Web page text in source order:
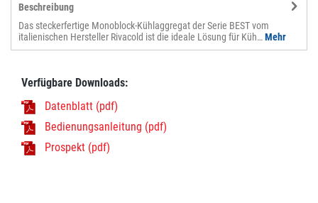
Verfügbare Downloads:
Datenblatt (pdf)
Bedienungsanleitung (pdf)
Prospekt (pdf)
Beschreibung
Das steckerfertige Monoblock-Kühlaggregat der Serie BEST vom
italienischen Hersteller Rivacold ist die ideale Lösung für Küh… Mehr